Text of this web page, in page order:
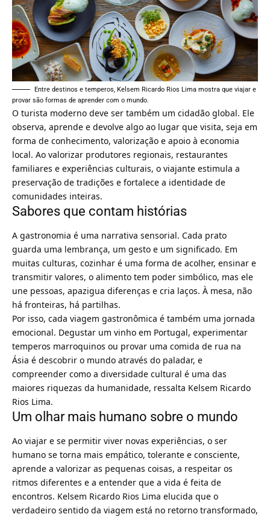
Entre destinos e temperos, Kelsem Ricardo Rios Lima mostra que viajar e
provar são formas de aprender com o mundo.
O turista moderno deve ser também um cidadão global. Ele
observa, aprende e devolve algo ao lugar que visita, seja em
forma de conhecimento, valorização e apoio à economia
local. Ao valorizar produtores regionais, restaurantes
familiares e experiências culturais, o viajante estimula a
preservação de tradições e fortalece a identidade de
comunidades inteiras.
Sabores que contam histórias
A gastronomia é uma narrativa sensorial. Cada prato
guarda uma lembrança, um gesto e um significado. Em
muitas culturas, cozinhar é uma forma de acolher, ensinar e
transmitir valores, o alimento tem poder simbólico, mas ele
une pessoas, apazigua diferenças e cria laços. À mesa, não
há fronteiras, há partilhas.
Por isso, cada viagem gastronômica é também uma jornada
emocional. Degustar um vinho em Portugal, experimentar
temperos marroquinos ou provar uma comida de rua na
Ásia é descobrir o mundo através do paladar, e
compreender como a diversidade cultural é uma das
maiores riquezas da humanidade, ressalta Kelsem Ricardo
Rios Lima.
Um olhar mais humano sobre o mundo
Ao viajar e se permitir viver novas experiências, o ser
humano se torna mais empático, tolerante e consciente,
aprende a valorizar as pequenas coisas, a respeitar os
ritmos diferentes e a entender que a vida é feita de
encontros. Kelsem Ricardo Rios Lima elucida que o
verdadeiro sentido da viagem está no retorno transformado,